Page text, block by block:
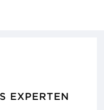
EXPERTEN